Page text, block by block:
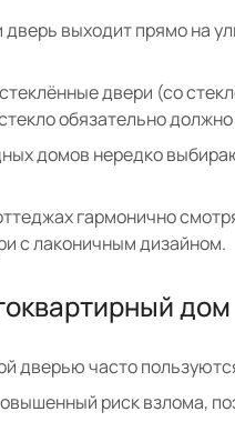
дверь выходит прямо на
двери (со
обязательно
домов нередко
гармонично
с лаконичным дизайном.
дом
дверью часто
риск взлома,